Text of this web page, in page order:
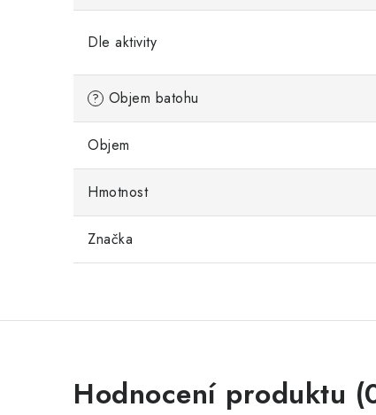
Dle aktivity
? Objem batohu
Objem
Hmotnost
Značka
Hodnocení produktu